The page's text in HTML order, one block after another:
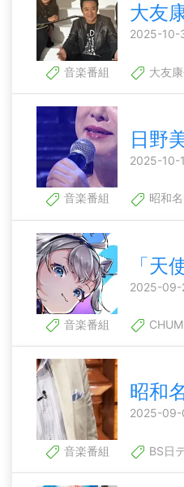
大友
2025-10-
音楽番組 大友
日野
2025-10-
音楽番組 昭和
「天
2025-09-
音楽番組
昭和
2025-09-
音楽番組 BS日